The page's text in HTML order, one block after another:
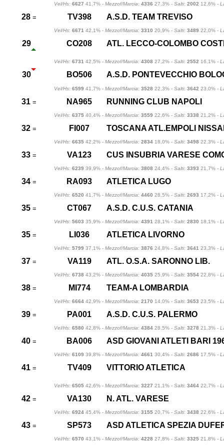
Vel/Hs: 6627 41,7% - Mezzof/Marcia: 4336 27,3% - Salti: 2002 12,6% -
28 = TV398 A.S.D. TEAM TREVISO
Vel/Hs: 6671 42,1% - Mezzof/Marcia: 3310 20,9% - Salti: 3489 22,0% -
29 CO208 ATL. LECCO-COLOMBO
Vel/Hs: 6731 42,5% - Mezzof/Marcia: 4308 27,2% - Salti: 2552 16,1% -
30 BO506 A.S.D. PONTEVECCHIO
Vel/Hs: 6599 41,7% - Mezzof/Marcia: 3528 22,3% - Salti: 3642 23,0% -
31 = NA965 RUNNING CLUB NAPOLI
Vel/Hs: 6375 40,4% - Mezzof/Marcia: 3559 22,6% - Salti: 3338 21,2% -
32 = FI007 TOSCANA ATL.EMPOLI
Vel/Hs: 6635 42,2% - Mezzof/Marcia: 2834 18,0% - Salti: 3498 22,3% -
33 = VA123 CUS INSUBRIA VARESE
Vel/Hs: 6239 39,9% - Mezzof/Marcia: 3808 24,4% - Salti: 3393 21,7% -
34 = RA093 ATLETICA LUGO
Vel/Hs: 6520 41,7% - Mezzof/Marcia: 4460 28,5% - Salti: 2693 17,2% -
35 = CT067 A.S.D. C.U.S. CATANIA
Vel/Hs: 5603 35,9% - Mezzof/Marcia: 4391 28,1% - Salti: 2830 18,1% -
35 = LI036 ATLETICA LIVORNO
Vel/Hs: 5799 37,1% - Mezzof/Marcia: 3876 24,8% - Salti: 3641 23,3% -
37 = VA119 ATL. O.S.A. SARONNO LIB.
Vel/Hs: 6738 43,2% - Mezzof/Marcia: 4035 25,9% - Salti: 3554 22,8% -
38 = MI774 TEAM-A LOMBARDIA
Vel/Hs: 6664 42,9% - Mezzof/Marcia: 2170 14,0% - Salti: 3653 23,5% -
39 = PA001 A.S.D. C.U.S. PALERMO
Vel/Hs: 6580 42,8% - Mezzof/Marcia: 4384 28,5% - Salti: 3278 21,3% -
40 = BA006 ASD GIOVANI ATLETI BARI
Vel/Hs: 6109 39,8% - Mezzof/Marcia: 4661 30,4% - Salti: 2686 17,5% -
41 = TV409 VITTORIO ATLETICA
Vel/Hs: 6505 42,6% - Mezzof/Marcia: 3227 21,1% - Salti: 3464 22,7% -
42 = VA130 N. ATL. VARESE
Vel/Hs: 6924 45,4% - Mezzof/Marcia: 3155 20,7% - Salti: 3438 22,6% -
43 = SP573 ASD ATLETICA SPEZIA
Vel/Hs: 6570 43,1% - Mezzof/Marcia: 4228 27,8% - Salti: 3325 21,8% -